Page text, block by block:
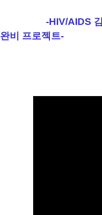
-HIV/AIDS 감염
완비 프로젝트-